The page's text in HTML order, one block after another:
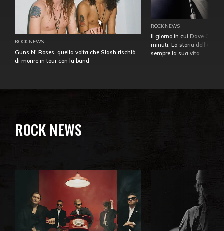
ROCK NEWS
Guns N' Roses, quella volta che Slash rischiò
di morire in tour con la band
ROCK NEWS
Il giorno in cui Dave
minuti. La storia
sempre la sua vita
ROCK NEWS